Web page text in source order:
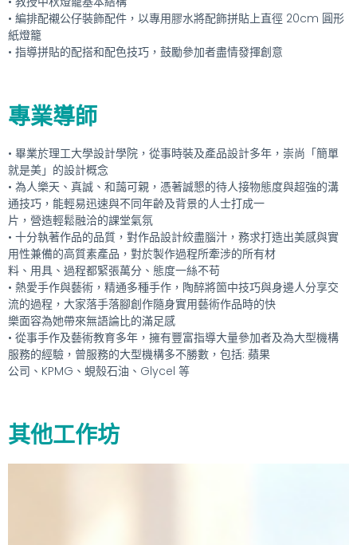
• 編排配襯公仔裝飾配件，以專用膠水將配飾拼貼上直徑 20cm 圓形
紙燈籠
• 指導拼貼的配搭和配色技巧，鼓勵參加者盡情發揮創意
專業導師
• 畢業於理工大學設計學院，從事時裝及產品設計多年，崇尚「簡單
就是美」的設計概念
• 為人樂天、真誠、和藹可親，憑著誠懇的待人接物態度與超強的溝
通技巧，能輕易迅速與不同年齡及背景的人士打成一
片，營造輕鬆融洽的課堂氣氛
• 十分執著作品的品質，對作品設計絞盡腦汁，務求打造出美感與實
用性兼備的高質素產品，對於製作過程所牽涉的所有材
料、用具、過程都緊張萬分、態度一絲不苟
• 熱愛手作與藝術，精通多種手作，陶醉將箇中技巧與身邊人分享交
流的過程，大家落手落腳創作隨身實用藝術作品時的快
樂面容為她帶來無語論比的滿足感
• 從事手作及藝術教育多年，擁有豐富指導大量參加者及為大型機構
服務的經驗，曾服務的大型機構多不勝數，包括: 蘋果
公司、KPMG、蜆殼石油、Glycel 等
其他工作坊